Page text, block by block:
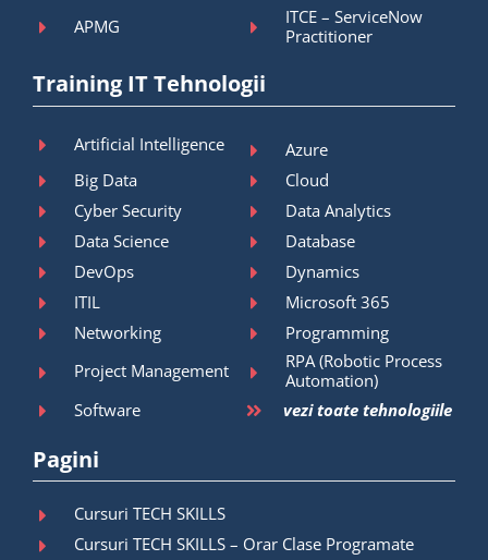
APMG
ITCE – ServiceNow
Practitioner
Training IT Tehnologii
Artificial Intelligence
Azure
Big Data
Cloud
Cyber Security
Data Analytics
Data Science
Database
DevOps
Dynamics
ITIL
Microsoft 365
Networking
Programming
Project Management
RPA (Robotic Process
Automation)
Software
vezi toate tehnologiile
Pagini
Cursuri TECH SKILLS
Cursuri TECH SKILLS – Orar Clase Programate